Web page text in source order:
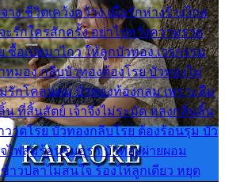
าง ชีวิตเคว้งคว้าง เมื่อรักห่างร้างไกล
รักใครสักครั้ง อย่าไปหวังความรวย
ซื้อเปลมาไกว ให้ลูกบัวทอง เวรกรรม
หมอง กลีบบัวทองต้องโรย บัวทองไม่
รักโคลนตม บัวทองท้องกลม เพราะลืม
ที่สิ้นสัตย์ เจ้าจึงไม่ระมัด หลงกลิ่นลิ้น
วาดโรย บัวทองกลีบโรย ต้องร้อนรุม บัว
ไฟสุมร้อนรุมอุรา บัวทองผ่ายผอม
าวปลาไม่สนใจ ร้องไห้ลูกเดียว หยุด